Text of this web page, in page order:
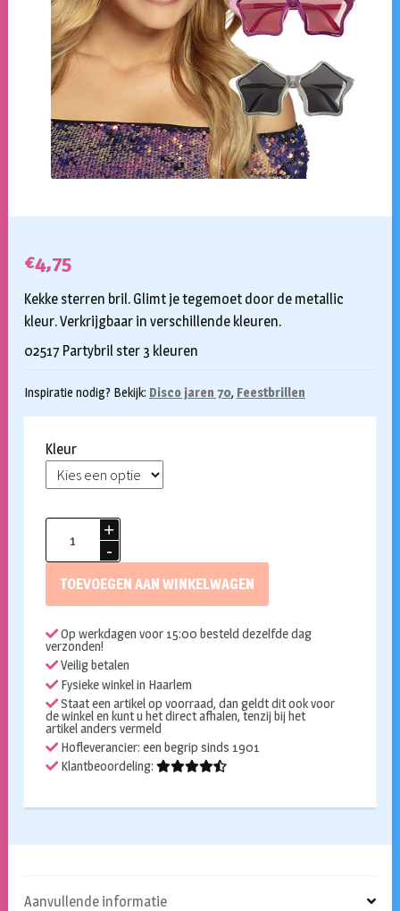
€4,75
Kekke sterren bril. Glimt je tegemoet door de metallic
kleur. Verkrijgbaar in verschillende kleuren.
02517 Partybril ster 3 kleuren
Inspiratie nodig? Bekijk: Disco jaren 70, Feestbrillen
Kleur
TOEVOEGEN AAN WINKELWAGEN
Op werkdagen voor 15:00 besteld dezelfde dag
verzonden!
Veilig betalen
Fysieke winkel in Haarlem
Staat een artikel op voorraad, dan geldt dit ook voor
de winkel en kunt u het direct afhalen, tenzij bij het
artikel anders vermeld
Hofleverancier: een begrip sinds 1901
Klantbeoordeling:
Aanvullende informatie